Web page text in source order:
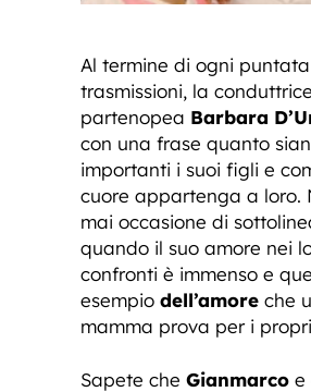
Al termine di ogni
trasmissioni, la conduttrice
partenopea Barbara
con una frase quanto
importanti i suoi figli e
cuore appartenga a loro.
mai occasione di
quando il suo amore nei
confronti è immenso e
esempio dell’amore che
mamma prova per i
Sapete che Gianmarco e